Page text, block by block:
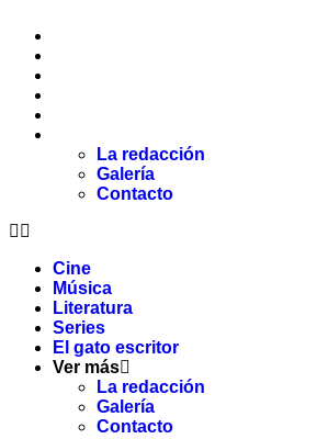
La redacción
Galería
Contacto
Cine
Música
Literatura
Series
El gato escritor
Ver más
La redacción
Galería
Contacto